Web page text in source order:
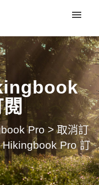
Pro > 取消訂
Pro 訂